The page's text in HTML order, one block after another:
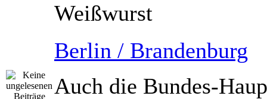
Weißwurst
Berlin / Brandenburg
Auch die Bundes-